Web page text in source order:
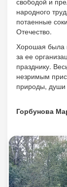
народного
потаенные
Отечество.
Хорошая была
за ее
празднику.
незримым
природы, души
Горбунова